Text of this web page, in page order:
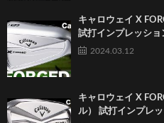
キャロウェイ X
試打インプレッシ
2024.03.12
キャロウェイ X
ル） 試打インプレ